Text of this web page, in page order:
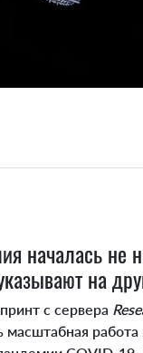
началась не
на
с сервера